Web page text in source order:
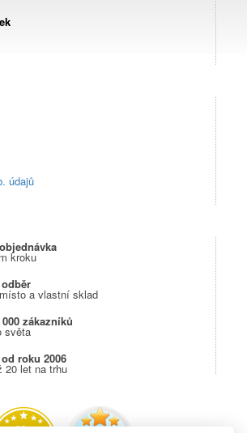
údajů
kroku
a vlastní sklad
zákazníků
světa
roku 2006
20 let na trhu